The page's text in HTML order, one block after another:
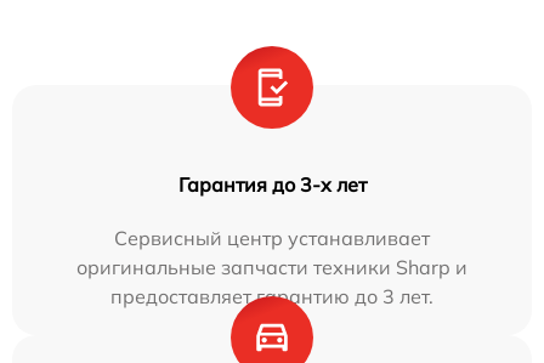
Гарантия до 3-х лет
Сервисный центр устанавливает
оригинальные запчасти техники Sharp и
предоставляет гарантию до 3 лет.